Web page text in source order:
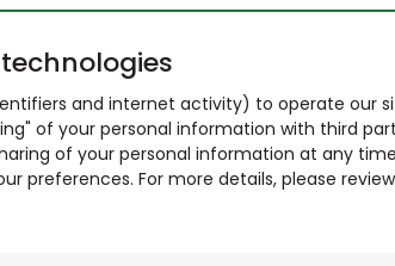
and internet activity) to operate our
of your personal information with third
of your personal information at any
preferences. For more details, please